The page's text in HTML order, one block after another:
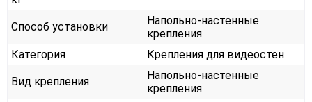
Способ установки
Напольно-настенные
крепления
Категория
Крепления для видеостен
Вид крепления
Напольно-настенные
крепления